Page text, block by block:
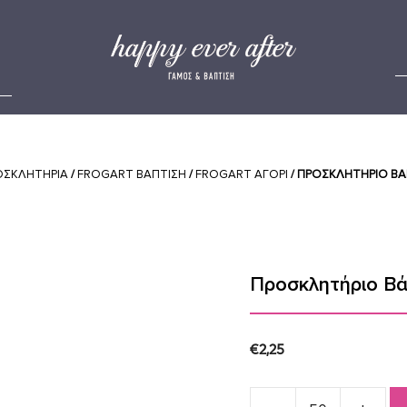
/FROGART ΒΑΠΤΙΣΗ /FROGART ΑΓΟΡΙ / ΠΡΟΣΚΛΗΤΉΡΙΟ
Προσκλητήριο
€2,25